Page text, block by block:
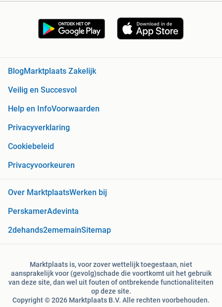
Blog Marktplaats Zakelijk
Veilig en Succesvol
Help en InfoVoorwaarden
Privacyverklaring
Cookiebeleid
Privacyvoorkeuren
Over MarktplaatsWerken bij
PerskamerAdevinta
2dehands2ememainSitemap
Marktplaats is, voor zover wettelijk toegestaan, niet
aansprakelijk voor (gevolg)schade die voortkomt uit het gebruik
van deze site, dan wel uit fouten of ontbrekende functionaliteiten
op deze site.
Copyright © 2026 Marktplaats B.V. Alle rechten voorbehouden.